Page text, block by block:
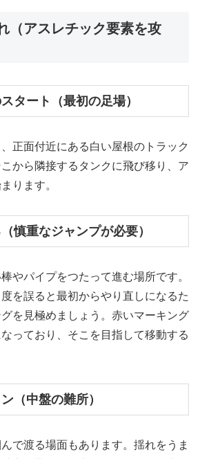
（アスレチック要素を攻
タート（最初の足場）
正面付近にある白い屋根のトラック
から隣接するタンクに飛び移り、ア
ります。
慎重なジャンプが必要）
やパイプをつたって進む場所です。
を誤ると最初からやり直しになるた
を見極めましょう。赤いマーキング
っており、そこを目指して移動する
（中盤の難所）
で渡る場面もあります。揺れをうま